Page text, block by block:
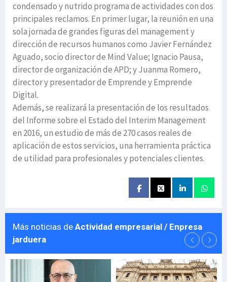
condensado y nutrido programa de actividades con dos
principales reclamos. En primer lugar, la reunión en una
sola jornada de grandes figuras del management y
dirección de recursos humanos como Javier Fernández
Aguado, socio director de Mind Value; Ignacio Pausa,
director de organización de APD; y Juanma Romero,
director y presentador de Emprende y Emprende
Digital.
Además, se realizará la presentación de los resultados
del Informe sobre el Estado del Interim Management
en 2016, un estudio de más de 270 casos reales de
aplicación de estos servicios, una herramienta práctica
de utilidad para profesionales y potenciales clientes.
Más noticias de Actividad empresarial / Enpresa
jarduera